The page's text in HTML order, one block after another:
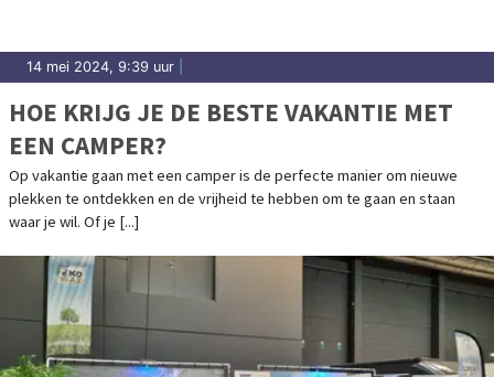
14 mei 2024, 9:39 uur
HOE KRIJG JE DE BESTE VAKANTIE MET
EEN CAMPER?
Op vakantie gaan met een camper is de perfecte manier om nieuwe
plekken te ontdekken en de vrijheid te hebben om te gaan en staan
waar je wil. Of je [...]